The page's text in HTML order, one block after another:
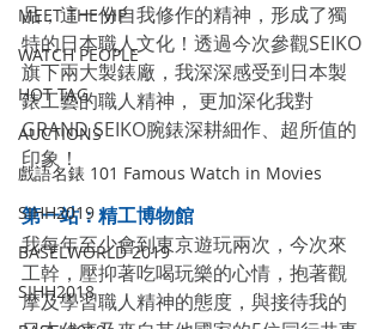
MEET THE VIP
WATCH PEOPLE
HOT TAG
AUCTIONS
戲語名錶 101 Famous Watch in Movies
SIHH2019
BASELWORLD 2019
SIHH2018
品，這一份自我修作的精神，形成了獨
特的日本職人文化！透過今次參觀SEIKO
旗下兩大製錶廠，我深深感受到日本製
錶工藝的職人精神， 更加深化我對
GRAND SEIKO腕錶深耕細作、超所值的
印象！
第一站：精工博物館
我每年至少會到東京遊玩兩次，今次來
工幹，壓抑著吃喝玩樂的心情，抱著觀
摩及學習職人精神的態度，與接待我的